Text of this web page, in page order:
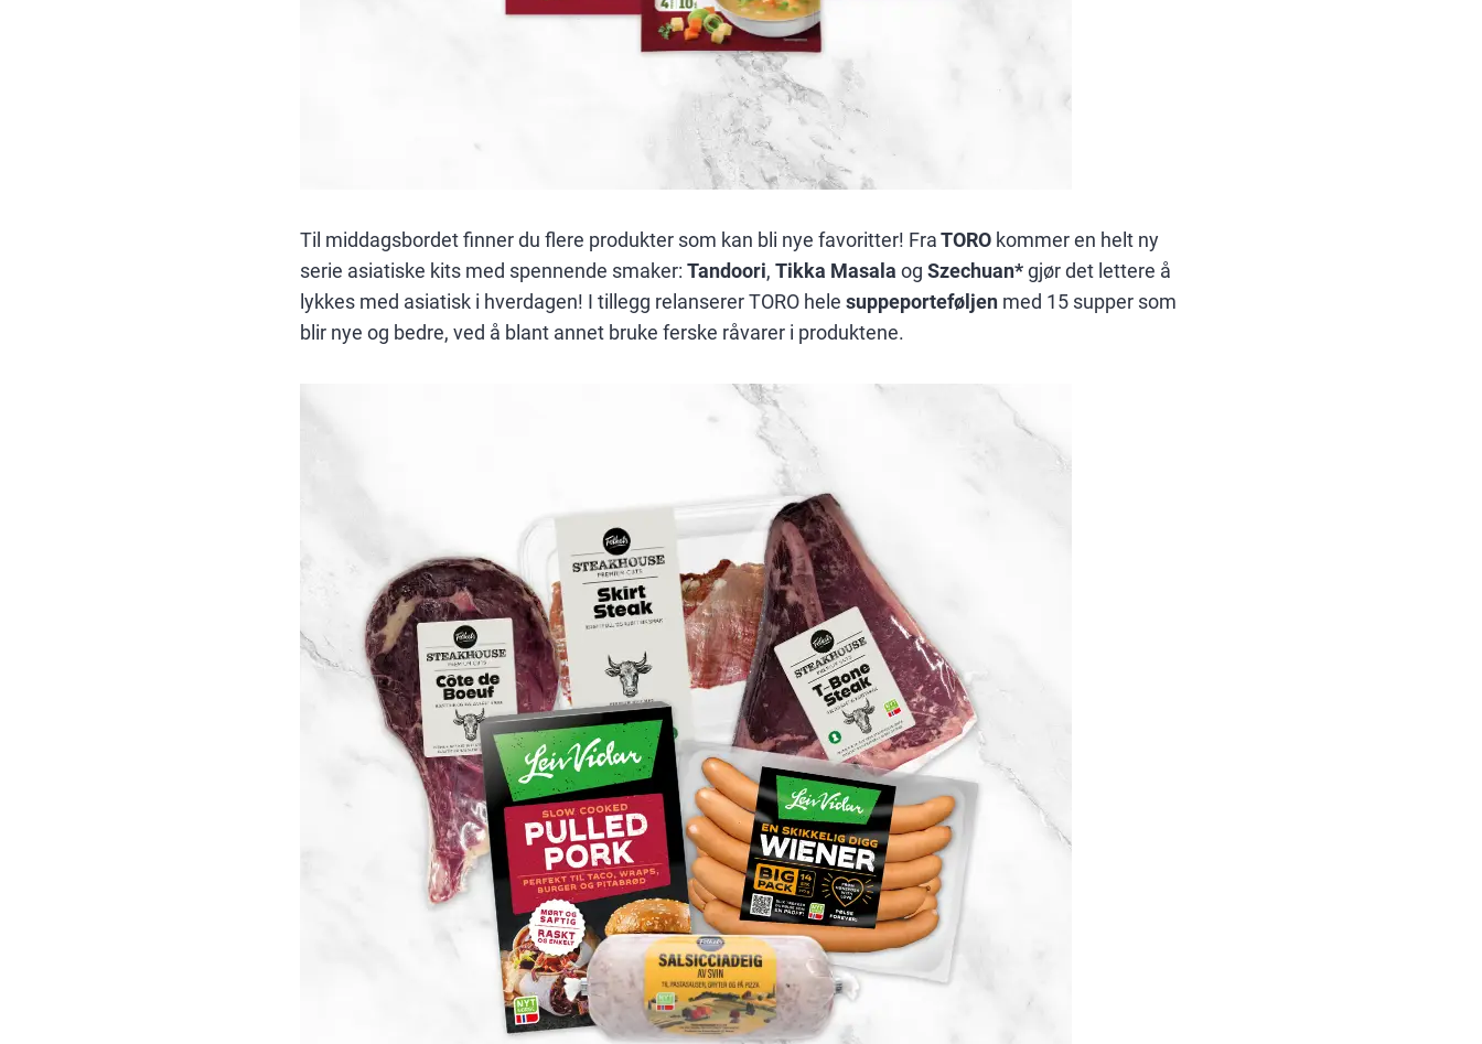
Til middagsbordet finner du flere produkter som kan bli nye favoritter! FraTORO kommer en helt ny
serie asiatiske kits med spennende smaker: Tandoori, Tikka Masala og Szechuan*gjør det lettere å
lykkes med asiatisk i hverdagen! I tillegg relanserer TORO hele suppeporteføljen med 15 supper som
blir nye og bedre, ved å blant annet bruke ferske råvarer i produktene.